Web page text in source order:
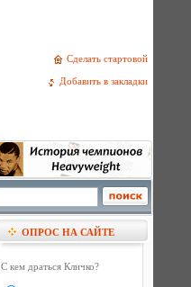
Сделать стартовой
Добавить в закладки
ОПРОС НА САЙТЕ
С кем драться Кличко?